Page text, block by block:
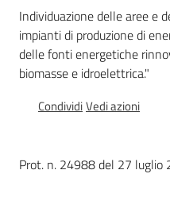
t
o
r
e
o
Individuazione delle aree e
impianti di produzione di
delle fonti energetiche
biomasse e idroelettrica."
CondividiVedi azioni
Prot. n. 24988 del 27 luglio